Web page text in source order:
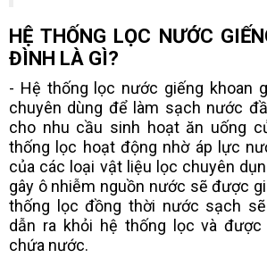
HỆ THỐNG LỌC NƯỚC
ĐÌNH LÀ GÌ?
- Hệ thống lọc nước giếng khoan
chuyên dùng để làm sạch nước
cho nhu cầu sinh hoạt ăn uống
thống lọc hoạt động nhờ áp lực
của các loại vật liệu lọc chuyên
gây ô nhiễm nguồn nước sẽ được
thống lọc đồng thời nước sạch
dẫn ra khỏi hệ thống lọc và
chứa nước.